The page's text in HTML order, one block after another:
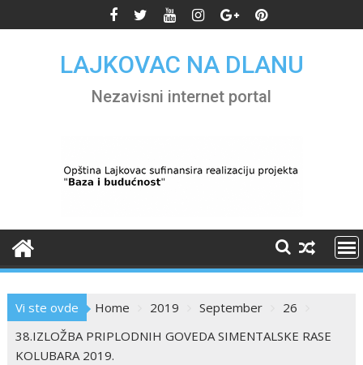
to
LAJKOVAC NA DLANU
Nezavisni internet portal
Vi ste ovde Home 2019 September
26
38.IZLOŽBA PRIPLODNIH GOVEDA SIMENTALSKE RASE
KOLUBARA 2019.